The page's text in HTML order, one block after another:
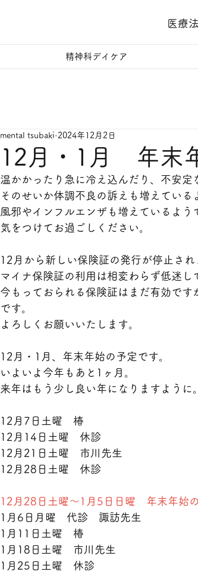
医療
精神科デイケア
12月・1月 年末
mental tsubaki 2024年12月2日
温かかったり急に冷え込んだり、不安定
そのせいか体調不良の訴えも増えている
風邪やインフルエンザも増えているよう
気をつけてお過ごしください。
12月から新しい保険証の発行が停止され
マイナ保険証の利用は相変わらず低迷し
今もっておられる保険証はまだ有効で
です。
よろしくお願いいたします。
12月・1月、年末年始の予定です。
いよいよ今年もあと1ヶ月。
来年はもう少し良い年になりますように。
12月7日土曜　椿
12月14日土曜　休診
12月21日土曜　市川先生
12月28日土曜　休診
12月28日土曜～1月5日日曜　年末年始
1月6日月曜　代診　諏訪先生
1月11日土曜　椿
1月18日土曜　市川先生
1月25日土曜　休診